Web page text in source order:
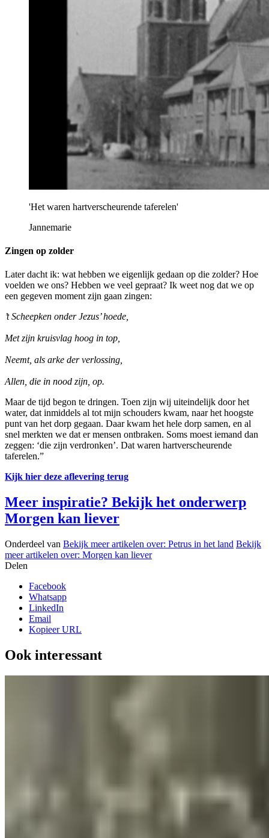
'Het waren hartverscheurende taferelen'
Jannemarie
Zingen op zolder
Later dacht ik: wat hebben we eigenlijk gedaan op die zolder? Hoe
voelden we ons? Hebben we veel gepraat? Ik weet nog dat we op
een gegeven moment zijn gaan zingen:
’t Scheepken onder Jezus’ hoede,
Met zijn kruisvlag hoog in top,
Neemt, als arke der verlossing,
Allen, die in nood zijn, op.
Maar de tijd begon te dringen. Toen zijn wij uiteindelijk door het
water, dat inmiddels al tot mijn schouders kwam, naar het hoogste
punt van het dorp gegaan. Daar kwam het hele dorp samen, en al
snel merkten we dat er mensen ontbraken. Soms moest iemand dan
zeggen: ‘die zijn verdronken’. Dat waren hartverscheurende
taferelen.”
Kijk hier deze aflevering terug
Meer inspiratie? Bekijk het onderwerp
Morgen kan liever
Onderdeel van Bekijk meer artikelen over: Petrus in het land Bekijk
meer artikelen over: Morgen kan liever
Delen
Facebook
Whatsapp
LinkedIn
Email
Kopieer URL
Ook interessant